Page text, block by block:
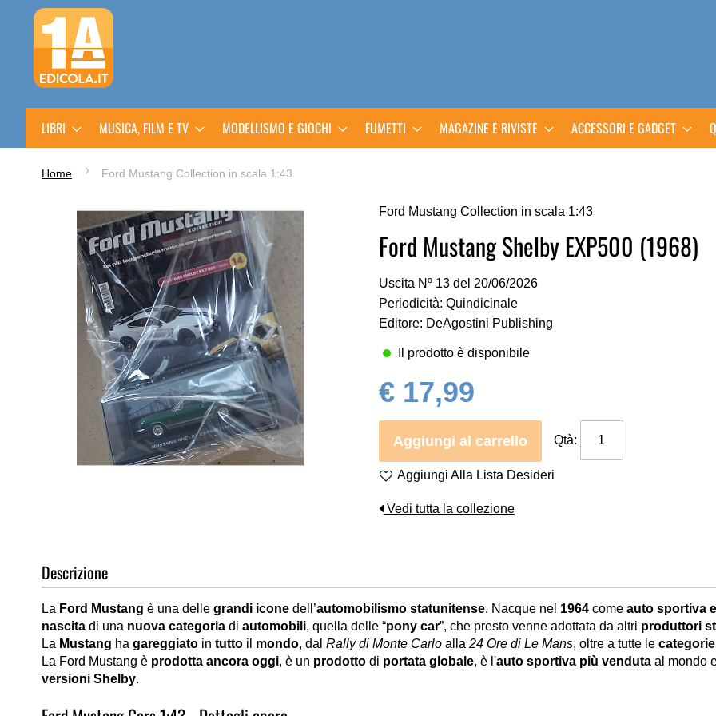
Salta
al
contenuto
LIBRI MUSICA, FILM E TV MODELLISMO E GIOCHI FUMETTI MAGAZINE E RIVISTE ACCESSORI E GADGET
Home Ford Mustang Collection in scala 1:43
galleria
immagini
di
immagini
Ford Mustang Collection in scala 1:43
Ford Mustang Shelby EXP500 (1968)
Uscita Nº 13 del 20/06/2026
Periodicità: Quindicinale
Editore: DeAgostini Publishing
Il prodotto è disponibile
€ 17,99
Aggiungi al carrello Qtà:
Aggiungi Alla Lista Desideri
Vedi tutta la collezione
Descrizione
La Ford Mustang è una delle grandi icone dell’automobilismo statunitense. Nacque nel 1964 come auto sportiva
nascita di una nuova categoria di automobili, quella delle “pony car”, che presto venne adottata da altri produttori
La Mustang ha gareggiato in tutto il mondo, dal Rally di Monte Carlo alla 24 Ore di Le Mans, oltre a tutte le
La Ford Mustang è prodotta ancora oggi, è un prodotto di portata globale, è l'auto sportiva più venduta al mondo
versioni Shelby.